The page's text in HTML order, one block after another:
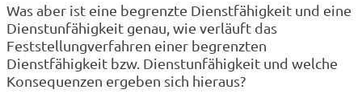
Was aber ist eine begrenzte Dienstfähigkeit und eine
Dienstunfähigkeit genau, wie verläuft das
Feststellungverfahren einer begrenzten
Dienstfähigkeit bzw. Dienstunfähigkeit und welche
Konsequenzen ergeben sich hieraus?